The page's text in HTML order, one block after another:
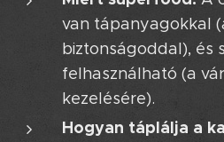
van tápanyagokkal
biztonságoddal), és
felhasználható (a
kezelésére).
Hogyan táplálja a